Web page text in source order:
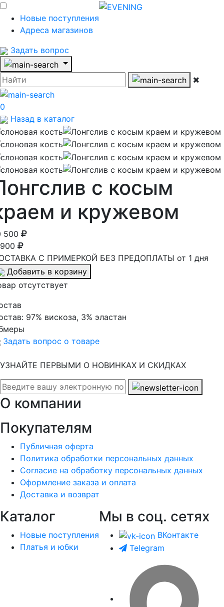
Новые поступления
Адреса магазинов
Задать вопрос
0
Назад в каталог
с косым
и кружевом
500
С ПРИМЕРКОЙ БЕЗ ПРЕДОПЛАТЫ от 1 дня
Добавить в корзину
отсутствует
97% вискоза, 3% эластан
Задать вопрос о товаре
УЗНАЙТЕ ПЕРВЫМИ О НОВИНКАХ И СКИДКАХ
О компании
Покупателям
Публичная оферта
Политика обработки персональных данных
Согласие на обработку персональных данных
Оформление заказа и оплата
Доставка и возврат
Каталог
Новые поступления
Платья и юбки
Мы в соц. сетях
ВКонтакте
Telegram